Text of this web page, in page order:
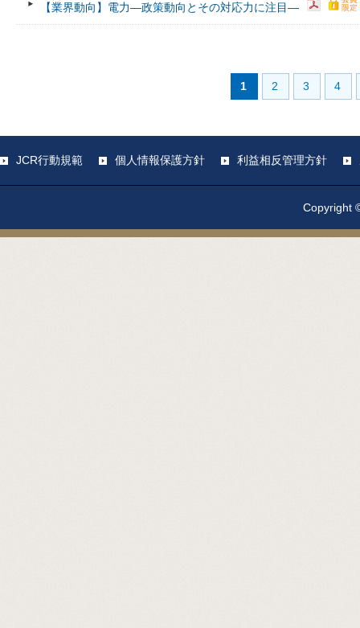
【業界動向】電力―政策動向とその対応力に注目―
1 2 3 4
JCR行動規範 個人情報保護方針 利益相反管理方針
Copyright